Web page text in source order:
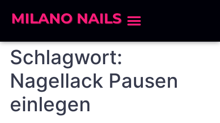
Schlagwort:
Nagellack Pausen
einlegen